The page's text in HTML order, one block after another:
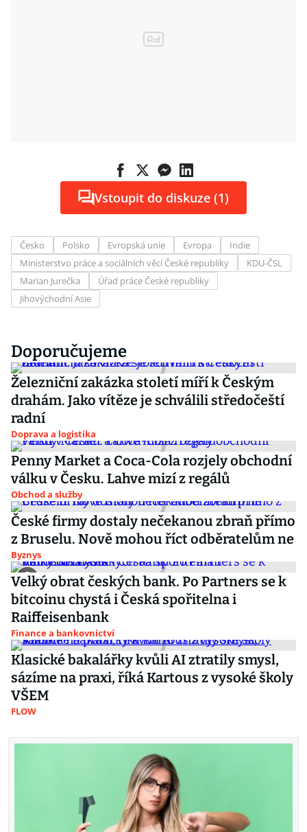
Vstoupit do diskuze (1)
Česko Polsko Evropská unie Evropa
Indie
Ministerstvo práce a sociálních věcí České republiky
KDU-ČSL
Marian Jurečka
Úřad práce České republiky
Jihovýchodní Asie
Doporučujeme
Železniční zakázka století míří k Českým
drahám. Jako vítěze je schválili středočeští
radní
Doprava a logistika
Penny Market a Coca-Cola rozjely obchodní
válku v Česku. Lahve mizí z regálů
Obchod a služby
České firmy dostaly nečekanou zbraň přímo
z Bruselu. Nově mohou říct odběratelům ne
Byznys
Velký obrat českých bank. Po Partners se k
bitcoinu chystá i Česká spořitelna i
Raiffeisenbank
Finance a bankovnictví
Klasické bakalářky kvůli AI ztratily smysl,
sázíme na praxi, říká Kartous z vysoké školy
VŠEM
FLOW